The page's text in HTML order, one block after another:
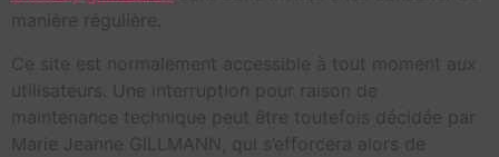
manière régulière.
Ce site est normalement accessible à tout moment aux
utilisateurs. Une interruption pour raison de
maintenance technique peut être toutefois décidée par
Marie Jeanne GILLMANN, qui s’efforcera alors de